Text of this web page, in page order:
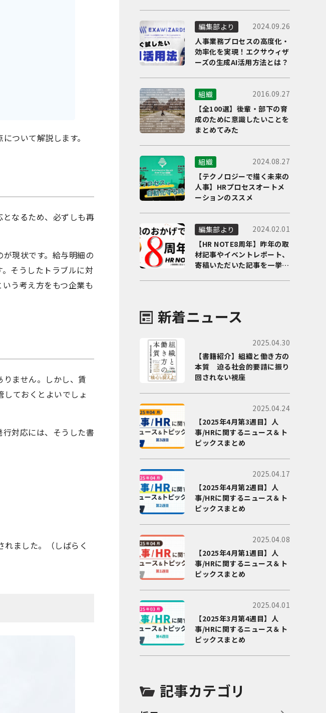
ついて解説します。
なるため、必ずしも再
現状です。給与明細の
そうしたトラブルに対
う考え方をもつ企業も
ません。しかし、賃
ておくとよいでしょ
対応には、そうした書
ました。（しばらく
編集部より
2024.09.26
人事業務プロセスの高度化・
効率化を実現！エクサウィザ
ーズの生成AI活用方法とは？
組織
2016.09.27
【全100選】後輩・部下の育
成のために意識したいことを
まとめてみた
組織
2024.08.27
【テクノロジーで描く未来の
人事】HRプロセスオートメ
ーションのススメ
編集部より
2024.02.01
【HR NOTE8周年】昨年の取
材記事やイベントレポート、
寄稿いただいた記事を一挙に
新着ニュース
2025.04.30
【書籍紹介】組織と働き方の
本質 迫る社会的要請に振り
回されない視座
2025.04.24
【2025年4月第3週目】人
事/HRに関するニュース＆ト
ピックスまとめ
2025.04.17
【2025年4月第2週目】人
事/HRに関するニュース＆ト
ピックスまとめ
2025.04.08
【2025年4月第1週目】人
事/HRに関するニュース＆ト
ピックスまとめ
2025.04.01
【2025年3月第4週目】人
事/HRに関するニュース＆ト
ピックスまとめ
記事カテゴリ